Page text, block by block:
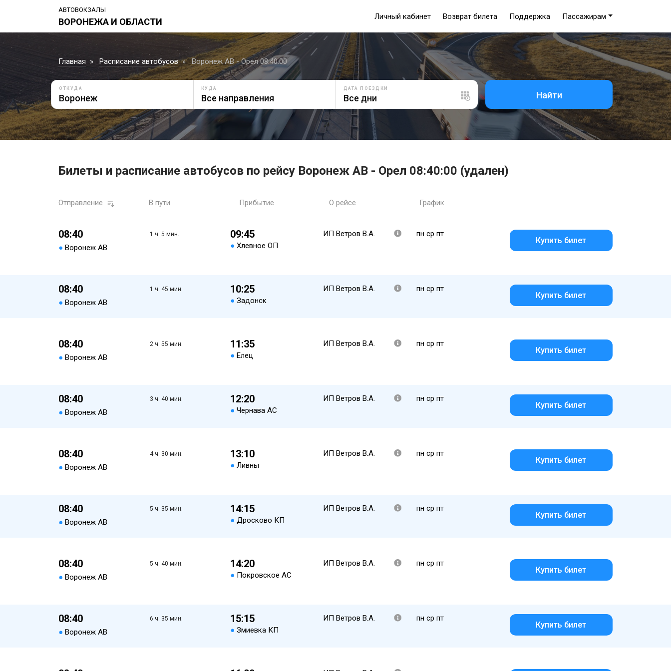
АВТОВОКЗАЛЫ
ВОРОНЕЖА И ОБЛАСТИ
Личный кабинет Возврат билета Поддержка Пассажирам
Главная Расписание автобусов Воронеж АВ - Орел 08:40:00
ОТКУДА КУДА ДАТА ПОЕЗДКИ
Найти
Билеты и расписание автобусов по рейсу Воронеж АВ - Орел 08:40:00 (удален)
Отправление В пути Прибытие О рейсе График
08:40
● Воронеж АВ
1 ч. 5 мин. 09:45
● Хлевное ОП
ИП Ветров В.А. пн ср пт
Купить билет
08:40
● Воронеж АВ
1 ч. 45 мин. 10:25
● Задонск
ИП Ветров В.А. пн ср пт
Купить билет
08:40
● Воронеж АВ
2 ч. 55 мин. 11:35
● Елец
ИП Ветров В.А. пн ср пт
Купить билет
08:40
● Воронеж АВ
3 ч. 40 мин. 12:20
● Чернава АС
ИП Ветров В.А. пн ср пт
Купить билет
08:40
● Воронеж АВ
4 ч. 30 мин. 13:10
● Ливны
ИП Ветров В.А. пн ср пт
Купить билет
08:40
● Воронеж АВ
5 ч. 35 мин. 14:15
● Дросково КП
ИП Ветров В.А. пн ср пт
Купить билет
08:40
● Воронеж АВ
5 ч. 40 мин. 14:20
● Покровское АС
ИП Ветров В.А. пн ср пт
Купить билет
08:40
● Воронеж АВ
6 ч. 35 мин. 15:15
● Змиевка КП
ИП Ветров В.А. пн ср пт
Купить билет